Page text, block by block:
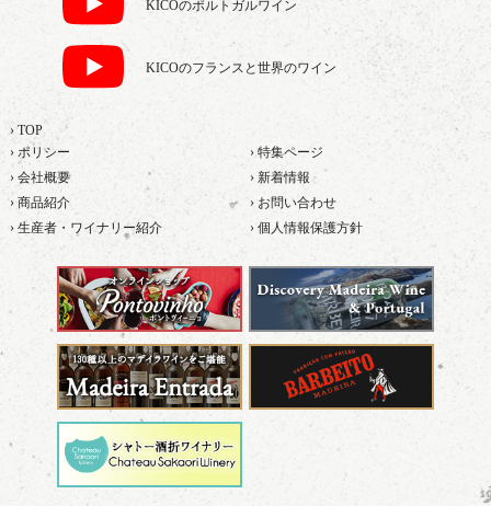
KICOのポルトガルワイン
KICOのフランスと世界のワイン
› TOP
› ポリシー
› 特集ページ
› 会社概要
› 新着情報
› 商品紹介
› お問い合わせ
› 生産者・ワイナリー紹介
› 個人情報保護方針